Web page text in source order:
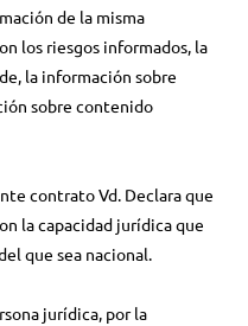
de la misma
los riesgos informados, la
la información sobre
sobre contenido
contrato Vd. Declara que
la capacidad jurídica que
que sea nacional.
jurídica, por la